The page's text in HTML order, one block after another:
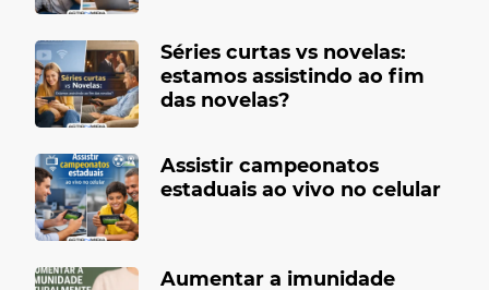
Séries curtas vs novelas:
estamos assistindo ao fim
das novelas?
Assistir campeonatos
estaduais ao vivo no celular
Aumentar a imunidade